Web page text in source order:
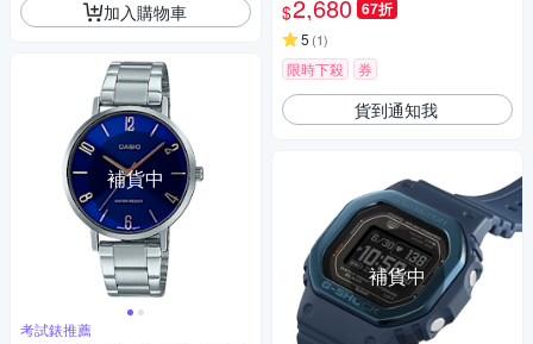
加入購物車
補貨中
考試錶推薦
mm
$2,680 67折
5 (1)
限時下殺 券
貨到通知我
補貨中